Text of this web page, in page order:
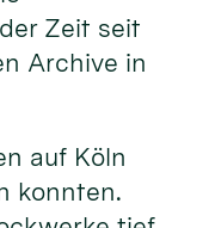
Zeit seit
Archive in
auf Köln
konnten.